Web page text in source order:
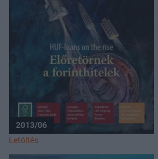
2013/06
Letöltés